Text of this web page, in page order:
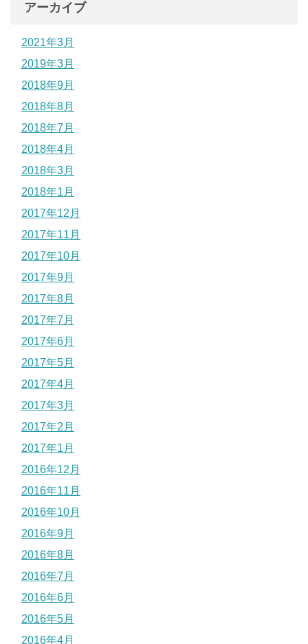
アーカイブ
2021年3月
2019年3月
2018年9月
2018年8月
2018年7月
2018年4月
2018年3月
2018年1月
2017年12月
2017年11月
2017年10月
2017年9月
2017年8月
2017年7月
2017年6月
2017年5月
2017年4月
2017年3月
2017年2月
2017年1月
2016年12月
2016年11月
2016年10月
2016年9月
2016年8月
2016年7月
2016年6月
2016年5月
2016年4月